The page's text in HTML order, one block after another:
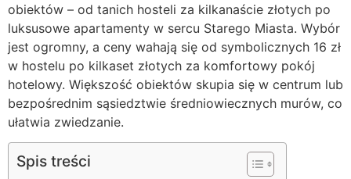
obiektów – od tanich hosteli za kilkanaście złotych po
luksusowe apartamenty w sercu Starego Miasta. Wybór
jest ogromny, a ceny wahają się od symbolicznych 16 zł
w hostelu po kilkaset złotych za komfortowy pokój
hotelowy. Większość obiektów skupia się w centrum lub
bezpośrednim sąsiedztwie średniowiecznych murów, co
ułatwia zwiedzanie.
Spis treści